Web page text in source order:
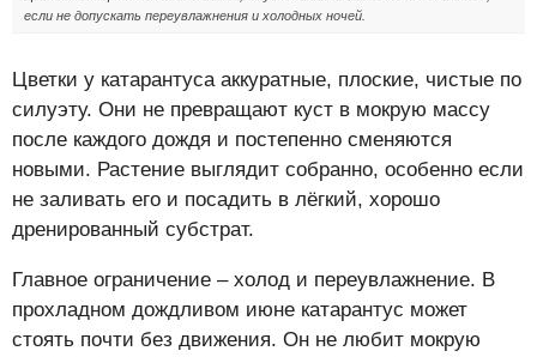
если не допускать переувлажнения и холодных ночей.
Цветки у катарантуса аккуратные, плоские, чистые по
силуэту. Они не превращают куст в мокрую массу
после каждого дождя и постепенно сменяются
новыми. Растение выглядит собранно, особенно если
не заливать его и посадить в лёгкий, хорошо
дренированный субстрат.
Главное ограничение – холод и переувлажнение. В
прохладном дождливом июне катарантус может
стоять почти без движения. Он не любит мокрую